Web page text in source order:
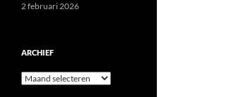
2 februari 2026
ARCHIEF
Archief